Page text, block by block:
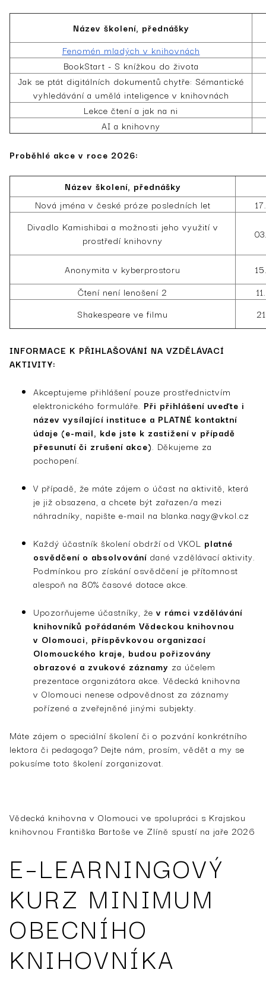
Název školení, přednášky
Fenomén mladých v knihovnách
BookStart - S knížkou do života
Jak se ptát digitálních dokumentů chytře: Sémantické
vyhledávání a umělá inteligence v knihovnách
Lekce čtení a jak na ni
AI a knihovny
Proběhlé akce v roce 2026:
Název školení, přednášky
Nová jména v české próze posledních let
Divadlo Kamishibai a možnosti jeho využití v
prostředí knihovny
Anonymita v kyberprostoru
Čtení není lenošení 2
Shakespeare ve filmu
INFORMACE K PŘIHLAŠOVÁNÍ NA VZDĚLÁVACÍ
AKTIVITY:
Akceptujeme přihlášení pouze prostřednictvím
elektronického formuláře. Při přihlášení uveďte i
název vysílající instituce a PLATNÉ kontaktní
údaje (e-mail, kde jste k zastižení v případě
přesunutí či zrušení akce). Děkujeme za
pochopení.
V případě, že máte zájem o účast na aktivitě, která
je již obsazena, a chcete být zařazen/a mezi
náhradníky, napište e-mail na blanka.nagy@vkol.cz
Každý účastník školení obdrží od VKOL platné
osvědčení o absolvování dané vzdělávací aktivity.
Podmínkou pro získání osvědčení je přítomnost
alespoň na 80% časové dotace akce.
Upozorňujeme účastníky, že v rámci vzdělávání
knihovníků pořádaném Vědeckou knihovnou
v Olomouci, příspěvkovou organizací
Olomouckého kraje, budou pořizovány
obrazové a zvukové záznamy za účelem
prezentace organizátora akce. Vědecká knihovna
v Olomouci nenese odpovědnost za záznamy
pořízené a zveřejněné jinými subjekty.
Máte zájem o speciální školení či o pozvání konkrétního
lektora či pedagoga? Dejte nám, prosím, vědět a my se
pokusíme toto školení zorganizovat.
Vědecká knihovna v Olomouci ve spolupráci s Krajskou
knihovnou Františka Bartoše ve Zlíně spustí na jaře 2026
E–LEARNINGOVÝ
KURZ MINIMUM
OBECNÍHO
KNIHOVNÍKA